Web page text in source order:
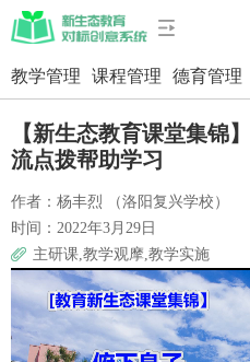
教学管理 课程管理 德育管理
【新生态教育课堂集锦
流点拨帮助学习
作者：杨丰烈 （洛阳复兴学校）
时间：2022年3月29日
主研课,教学观摩,教学实施